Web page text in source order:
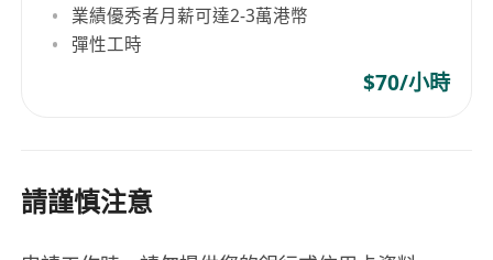
業績優秀者月薪可達2-3萬港幣
彈性工時
$70/小時
請謹慎注意